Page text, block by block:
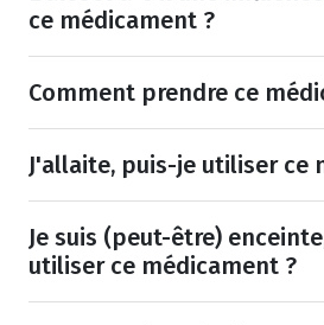
ce médicament ?
Comment prendre ce
J'allaite, puis-je utiliser ce
Je suis (peut-être)
utiliser ce médicament ?